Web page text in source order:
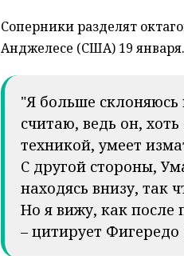
Соперники разделят
Анджелесе (США) 19 января.
"Я больше
считаю, ведь он,
техникой, умеет
С другой стороны,
находясь внизу, так
Но я вижу, как
– цитирует Фигередо